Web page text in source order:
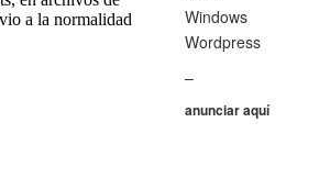
Windows
Wordpress
–
anunciar aquí